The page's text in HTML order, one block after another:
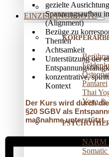
EINZELANGEBOTE
Pantarei
Thai
Yoga &
NARM
gezielte
Spannungsaufbau
(Alignment)
Bezüge zu
Themen
Achtsamkeit
Unterstützung der
konzentrative,
Kontext
Der Kurs wird durch
§20 SGBV als
maßnahme unterstützt.